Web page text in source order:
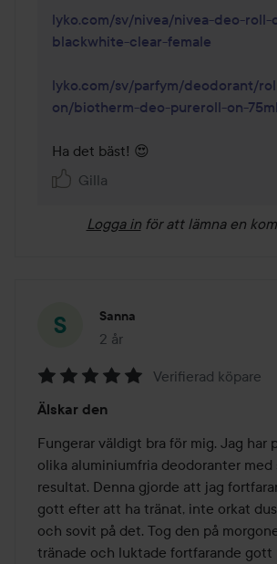
lyko.com/sv/nivea/nivea-deo-roll-
blackwhite-clear-female
lyko.com/sv/parfym/deodorant/
on/biotherm-deo-pureroll-on-75ml
Ha det bäst! 😍
Gilla
Logga in för att lämna en
Sanna
2 år
Inlägget skapades 2 år
5
av
5
Verifierad köpare
Älskar den
Fungerar väldigt bra för mig. Jag har
olika aluminiumfria deodoranter med
resultat. Denna gjorde att jag
gott efter att ha tränat, inte orkat
och sovit på det. Tog den på
tränade och luktade fortfarande gott